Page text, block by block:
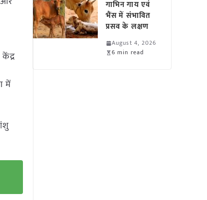
में
गाभिन गाय एवं
भैंस में संभावित
प्रसव के लक्षण
August 4, 2026
6 min read